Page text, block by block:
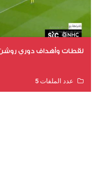
لقطات وأهداف دوري
عدد الملفات 5